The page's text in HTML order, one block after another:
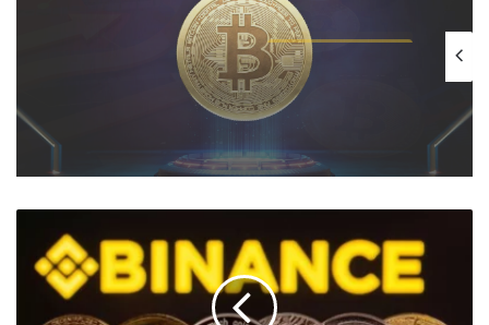
اخبار العملات الرقمية
التنظيمات الحكومية الصارمة تُطيح بسوق
الكريبتو في 2025: سيف ذو حدين على